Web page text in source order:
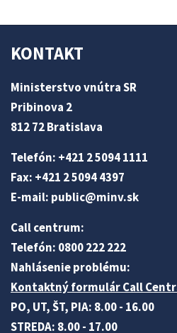
KONTAKT
Ministerstvo vnútra SR
Pribinova 2
812 72 Bratislava
Telefón: +421 2 5094 1111
Fax: +421 2 5094 4397
E-mail: public@minv.sk
Call centrum:
Telefón: 0800 222 222
Nahlásenie problému:
Kontaktný formulár Call
PO, UT, ŠT, PIA: 8.00 - 16.00
STREDA: 8.00 - 17.00